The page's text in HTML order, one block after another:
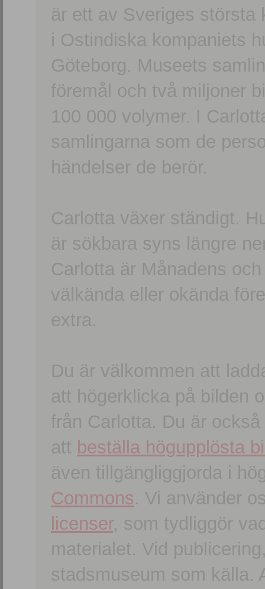
är ett av Sveriges största
i Ostindiska kompaniets
Göteborg. Museets
föremål och två miljoner
100 000 volymer. I
samlingarna som de
händelser de berör.
Carlotta växer ständigt.
är sökbara syns längre
Carlotta är Månadens
välkända eller okända
extra.
Du är välkommen att
att högerklicka på bilden
från Carlotta. Du är
att beställa högupplösta
även tillgängliggjorda i
Commons. Vi använder
licenser, som tydliggör
materialet. Vid
stadsmuseum som källa.